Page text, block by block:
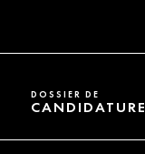
DOSSIER DE
CANDIDATURE